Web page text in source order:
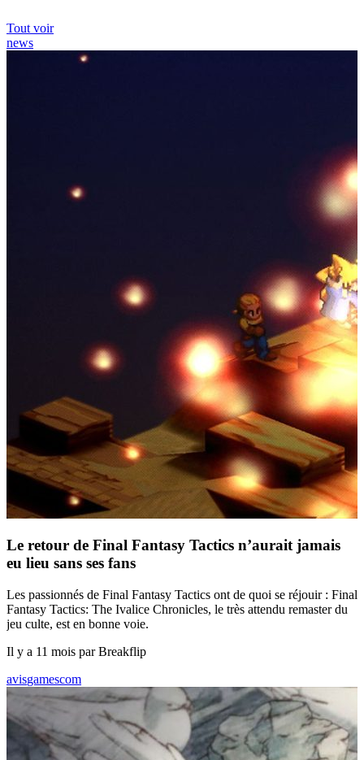
Tout voir
news
Le retour de Final Fantasy Tactics n’aurait jamais
eu lieu sans ses fans
Les passionnés de Final Fantasy Tactics ont de quoi se réjouir : Final
Fantasy Tactics: The Ivalice Chronicles, le très attendu remaster du
jeu culte, est en bonne voie.
Il y a 11 mois par Breakflip
avisgamescom